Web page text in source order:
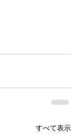
すべて表示